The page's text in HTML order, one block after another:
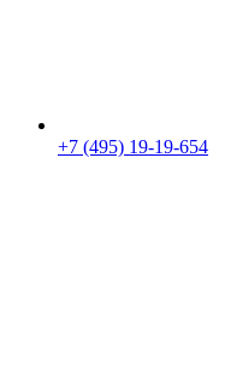
+7 (495) 19-19-654